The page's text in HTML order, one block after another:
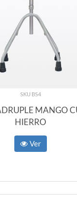
SKU BS4
MANGO
HIERRO
Ver